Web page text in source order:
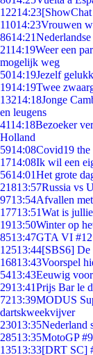
12214:23
11014:23Vrouwen
8614:21
2114:19Weer een
mogelijk weg
5014:19Jezelf
1914:19Twee
13214:18Jonge
en leugens
4114:18Bezoeker
Holland
5914:08Covid19 the
1714:08Ik wil een
5614:01Het grote
21813:57Russia vs
9713:54Afvallen
17713:51Wat is
1913:50Winter op
8513:47GTA VI
12513:44[SBS6] De
16813:43Voorspel
5413:43Eeuwig
2913:41Prijs Bar le
7213:39MODUS
dartskweekvijver
23013:35Nederland
28513:35MotoGP
13513:33[DRT SC]